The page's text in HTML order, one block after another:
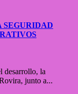
SEGURIDAD
desarrollo, la
junto a...